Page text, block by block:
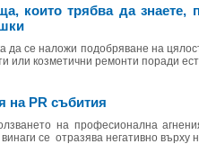
които трябва да знаете,
да се наложи подобряване на
или козметични ремонти поради
на PR събития
на професионална
се отразява негативно върху